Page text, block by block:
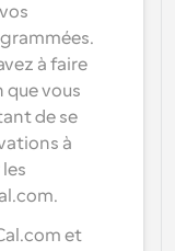
à faire
que vous
de se
à
et